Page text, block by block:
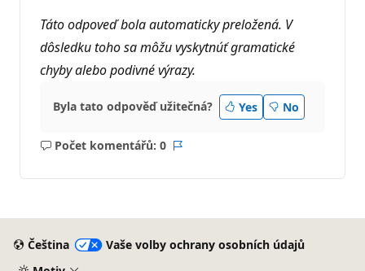
Táto odpoveď bola automaticky preložená. V
dôsledku toho sa môžu vyskytnúť gramatické
chyby alebo podivné výrazy.
Byla tato odpověď užitečná? Yes No
Počet komentářů: 0
Žádné
Čeština
Vaše volby ochrany osobních údajů